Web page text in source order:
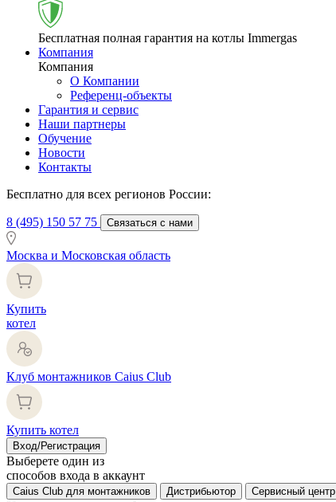
Бесплатная полная гарантия на котлы Immergas
Компания
Компания
О Компании
Референц-объекты
Гарантия и сервис
Наши партнеры
Обучение
Новости
Контакты
Бесплатно для всех регионов России:
8 (495) 150 57 75 Связаться с нами
Москва и Московская область
Купить
котел
Клуб монтажников Caius Club
Купить котел
Вход/Регистрация
Выберете один из
способов входа в аккаунт
Caius Club для монтажников Дистрибьютор Сервисный центр